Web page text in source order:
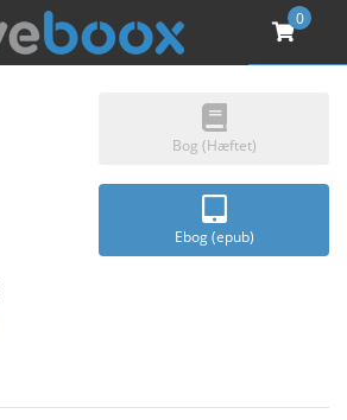
0
Bog (Hæftet)
Ebog (epub)